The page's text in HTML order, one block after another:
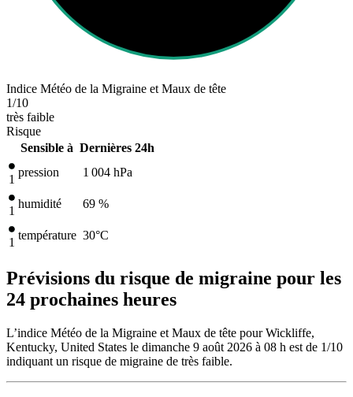
Indice Météo de la Migraine et Maux de tête
1/10
très faible
Risque
Sensible à Dernières 24h
1
pression 1 004 hPa
1
humidité 69 %
1
température 30°C
Prévisions du risque de migraine pour les
24 prochaines heures
L’indice Météo de la Migraine et Maux de tête pour Wickliffe,
Kentucky, United States le dimanche 9 août 2026 à 08 h est de 1/10
indiquant un risque de migraine de très faible.